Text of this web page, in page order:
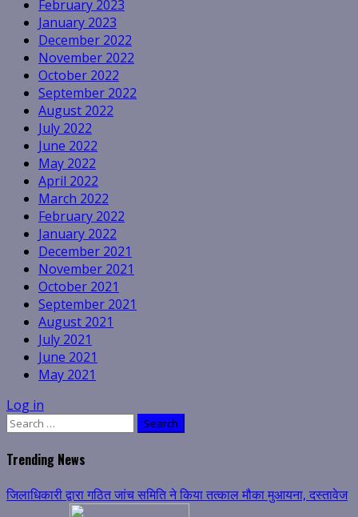
February 2023
January 2023
December 2022
November 2022
October 2022
September 2022
August 2022
July 2022
June 2022
May 2022
April 2022
March 2022
February 2022
January 2022
December 2021
November 2021
October 2021
September 2021
August 2021
July 2021
June 2021
May 2021
Log in
Search
Trending News
जिलाधिकारी द्वारा गठित जांच समिति ने किया तत्काल मौका मुआयना, दस्तावेज